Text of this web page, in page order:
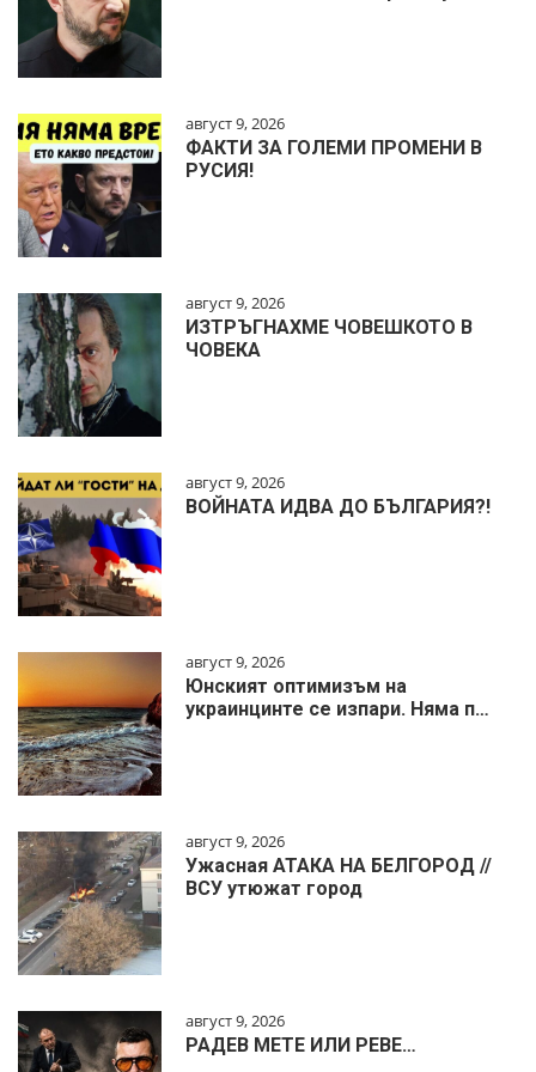
август 9, 2026
ФАКТИ ЗА ГОЛЕМИ ПРОМЕНИ В
РУСИЯ!
август 9, 2026
ИЗТРЪГНАХМЕ ЧОВЕШКОТО В
ЧОВЕКА
август 9, 2026
ВОЙНАТА ИДВА ДО БЪЛГАРИЯ?!
август 9, 2026
Юнският оптимизъм на
украинцинте се изпари. Няма п…
август 9, 2026
Ужасная АТАКА НА БЕЛГОРОД //
ВСУ утюжат город
август 9, 2026
РАДЕВ МЕТЕ ИЛИ РЕВЕ…